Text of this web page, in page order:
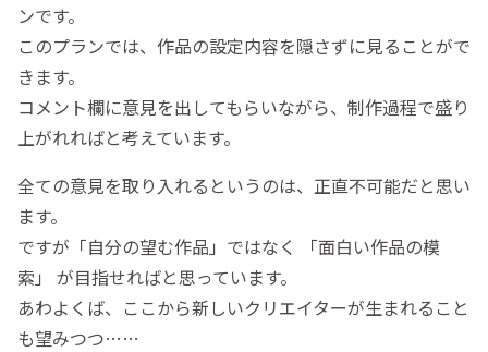
ンです。
このプランでは、作品の設定内容を隠さずに見ることがで
きます。
コメント欄に意見を出してもらいながら、制作過程で盛り
上がれればと考えています。
全ての意見を取り入れるというのは、正直不可能だと思い
ます。
ですが「自分の望む作品」ではなく 「面白い作品の模
索」 が目指せればと思っています。
あわよくば、ここから新しいクリエイターが生まれること
も望みつつ……